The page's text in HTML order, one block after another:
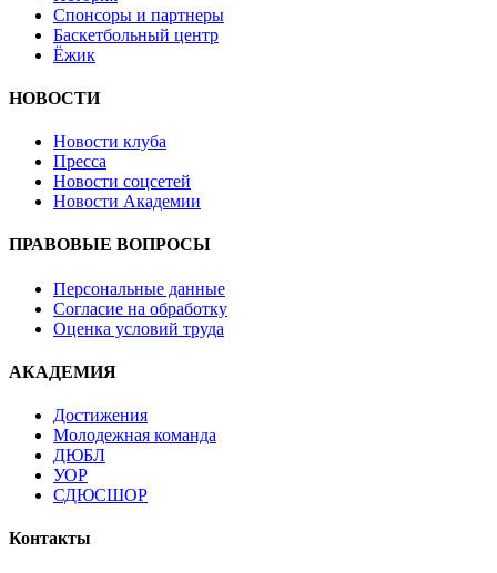
Спонсоры и партнеры
Баскетбольный центр
Ёжик
НОВОСТИ
Новости клуба
Пресса
Новости соцсетей
Новости Академии
ПРАВОВЫЕ ВОПРОСЫ
Персональные данные
Согласие на обработку
Оценка условий труда
АКАДЕМИЯ
Достижения
Молодежная команда
ДЮБЛ
УОР
СДЮСШОР
Контакты